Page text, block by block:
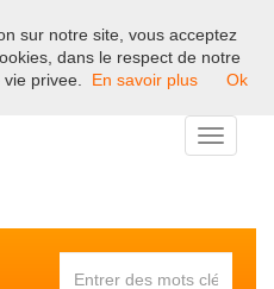
du marketing et de la
en France.
Toggle
sur notre site, vous acceptez
dans le respect de notre
privee.
En savoir plus Ok